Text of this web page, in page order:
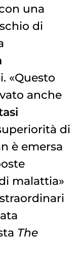
una
di
«Questo
anche
di
è emersa
malattia»
The